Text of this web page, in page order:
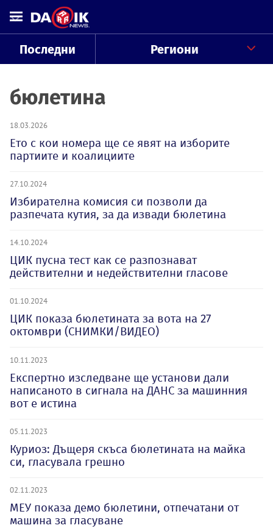
Последни Региони
бюлетина
18.03.2026
Ето с кои номера ще се явят на изборите
партиите и коалициите
27.10.2024
Избирателна комисия си позволи да
разпечата кутия, за да извади бюлетина
14.10.2024
ЦИК пусна тест как се разпознават
действителни и недействителни гласове
01.10.2024
ЦИК показа бюлетината за вота на 27
октомври (СНИМКИ/ВИДЕО)
10.11.2023
Експертно изследване ще установи дали
написаното в сигнала на ДАНС за машинния
вот е истина
05.11.2023
Куриоз: Дъщеря скъса бюлетината на майка
си, гласувала грешно
02.11.2023
МЕУ показа демо бюлетини, отпечатани от
машина за гласуване